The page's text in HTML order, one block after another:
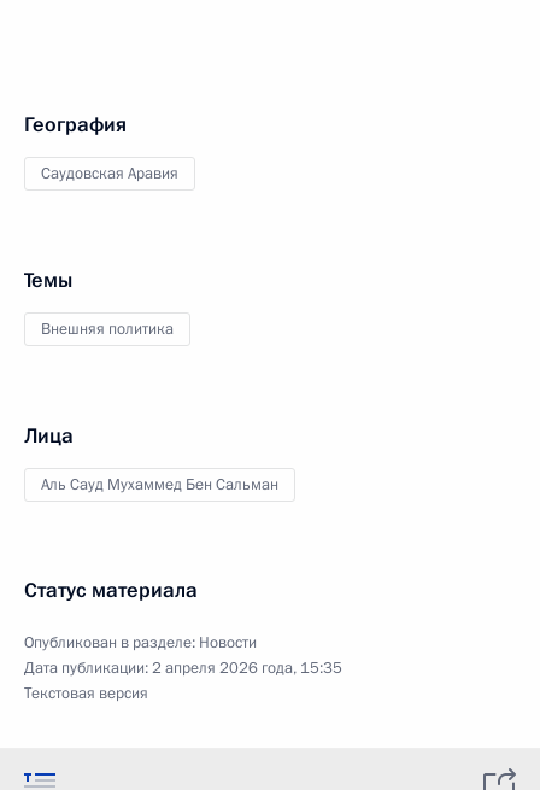
География
Саудовская Аравия
Темы
Внешняя политика
Лица
Аль Сауд Мухаммед Бен Сальман
Статус материала
Опубликован в разделе: Новости
Дата публикации:2 апреля 2026 года, 15:35
Текстовая версия